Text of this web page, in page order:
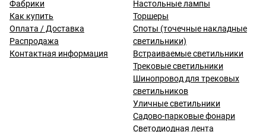
Фабрики
Как купить
Оплата / Доставка
Распродажа
Контактная информация
Настольные лампы
Торшеры
Споты (точечные накладные
светильники)
Встраиваемые светильники
Трековые светильники
Шинопровод для трековых
светильников
Уличные светильники
Садово-парковые фонари
Светодиодная лента